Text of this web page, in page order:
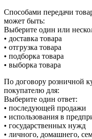
Способами передачи
может быть:
Выберите один или
• доставка товара
• отгрузка товара
• подборка товара
• выборка товара
По договору розничной
покупателю для:
Выберите один ответ:
• последующей продажи
• использования в
• государственных нужд
• личного, домашнего,